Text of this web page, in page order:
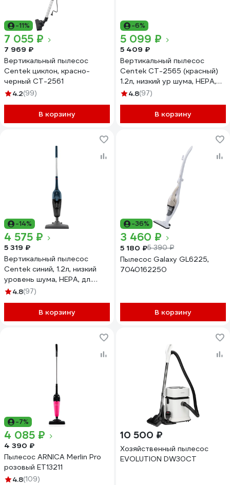
-11%
7 055 ₽
7 969 ₽
Вертикальный пылесос
Centek циклон, красно-
черный CT-2561
4.2(99)
В корзину
-6%
5 099 ₽
5 409 ₽
Вертикальный пылесос
Centek CT-2565 (красный)
1.2л, низкий ур шума, HEPA,
дл. шнура 6 м. CT-2565 Red
4.8(97)
В корзину
-14%
4 575 ₽
5 319 ₽
Вертикальный пылесос
Centek синий, 1.2л, низкий
уровень шума, HEPA, дл.
шнура 6 м. CT-2565
4.8(97)
В корзину
-36%
3 460 ₽
5 180 ₽5 390 ₽
Пылесос Galaxy GL6225,
7040162250
В корзину
-7%
4 085 ₽
4 390 ₽
Пылесос ARNICA Merlin Pro
розовый ET13211
4.8(109)
10 500 ₽
Хозяйственный пылесос
EVOLUTION DW30CT